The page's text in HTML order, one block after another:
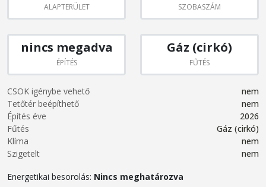
ALAPTERÜLET SZOBASZÁM
nincs megadva
ÉPÍTÉS
Gáz (cirkó)
FŰTÉS
CSOK igénybe vehető
nem
Tetőtér beépíthető
nem
Építés éve
2026
Fűtés
Gáz (cirkó)
Klíma
nem
Szigetelt
nem
Energetikai besorolás: Nincs meghatározva